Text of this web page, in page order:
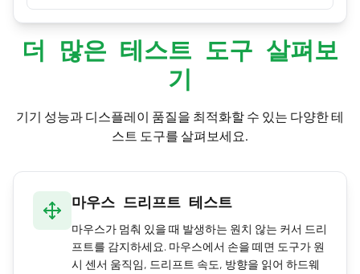
클릭 결함은 일반적으로 보장됩니다.
가운데 클릭은 모두 패드 안에서 수집됩니다.
니다. 버튼과 스크롤을 한 번에 점검하려면 Mouse
Tester를 사용하고, 클릭 속도는 CPS Test로 측정하
며, 리포트 레이트는 Mouse Polling Rate Test로 확
더 많은 테스트 도구 살펴보
기
기기 성능과 디스플레이 품질을 최적화할 수 있는 다양한 테
스트 도구를 살펴보세요.
마우스 드리프트 테스트
마우스가 멈춰 있을 때 발생하는 원치 않는 커서 드리
프트를 감지하세요. 마우스에서 손을 떼면 도구가 원
시 센서 움직임, 드리프트 속도, 방향을 읽어 하드웨